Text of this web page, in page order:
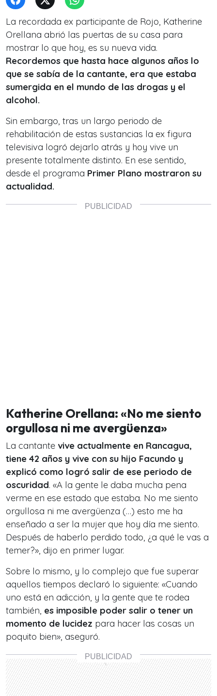
La recordada ex participante de Rojo, Katherine
Orellana abrió las puertas de su casa para
mostrar lo que hoy, es su nueva vida.
Recordemos que hasta hace algunos años lo
que se sabía de la cantante, era que estaba
sumergida en el mundo de las drogas y el
alcohol.
Sin embargo, tras un largo periodo de
rehabilitación de estas sustancias la ex figura
televisiva logró dejarlo atrás y hoy vive un
presente totalmente distinto. En ese sentido,
desde el programa Primer Plano mostraron su
actualidad.
Katherine Orellana: «No me siento
orgullosa ni me avergüenza»
La cantante vive actualmente en Rancagua,
tiene 42 años y vive con su hijo Facundo y
explicó como logró salir de ese periodo de
oscuridad. «A la gente le daba mucha pena
verme en ese estado que estaba. No me siento
orgullosa ni me avergüenza (…) esto me ha
enseñado a ser la mujer que hoy día me siento.
Después de haberlo perdido todo, ¿a qué le vas a
temer?», dijo en primer lugar.
Sobre lo mismo, y lo complejo que fue superar
aquellos tiempos declaró lo siguiente: «Cuando
uno está en adicción, y la gente que te rodea
también, es imposible poder salir o tener un
momento de lucidez para hacer las cosas un
poquito bien», aseguró.